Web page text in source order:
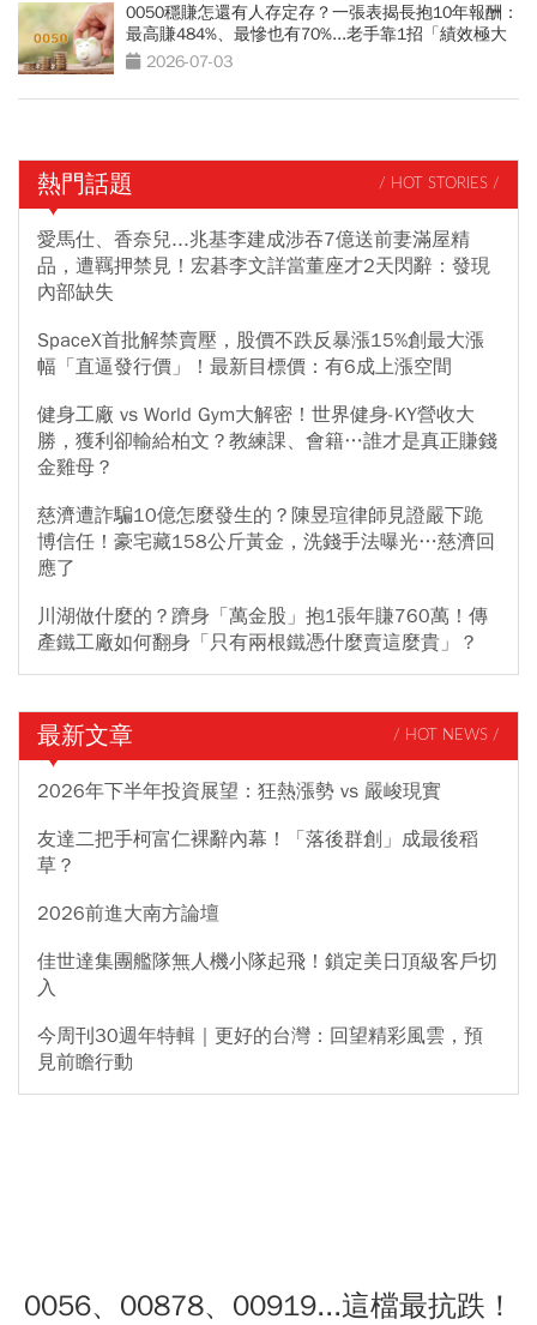
0050穩賺怎還有人存定存？一張表揭長抱10年報酬：
最高賺484%、最慘也有70%...老手靠1招「績效極大
化」2026-07-03
熱門話題 / HOT STORIES /
愛馬仕、香奈兒...兆基李建成涉吞7億送前妻滿屋精
品，遭羈押禁見！宏碁李文詳當董座才2天閃辭：發現
內部缺失
SpaceX首批解禁賣壓，股價不跌反暴漲15%創最大漲
幅「直逼發行價」！最新目標價：有6成上漲空間
健身工廠 vs World Gym大解密！世界健身-KY營收大
勝，獲利卻輸給柏文？教練課、會籍…誰才是真正賺錢
金雞母？
慈濟遭詐騙10億怎麼發生的？陳昱瑄律師見證嚴下跪
博信任！豪宅藏158公斤黃金，洗錢手法曝光…慈濟回
應了
川湖做什麼的？躋身「萬金股」抱1張年賺760萬！傳
產鐵工廠如何翻身「只有兩根鐵憑什麼賣這麼貴」？
最新文章 / HOT NEWS /
2026年下半年投資展望：狂熱漲勢 vs 嚴峻現實
友達二把手柯富仁裸辭內幕！「落後群創」成最後稻
草？
2026前進大南方論壇
佳世達集團艦隊無人機小隊起飛！鎖定美日頂級客戶切
入
今周刊30週年特輯｜更好的台灣：回望精彩風雲，預
見前瞻行動
0056、00878、00919...這檔最抗跌！